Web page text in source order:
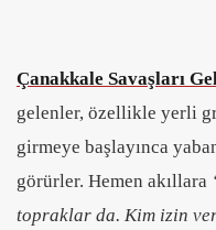
Çanakkale Savaşları
gelenler, özellikle yerli
girmeye başlayınca
görürler. Hemen akıllara
topraklar da. Kim izin